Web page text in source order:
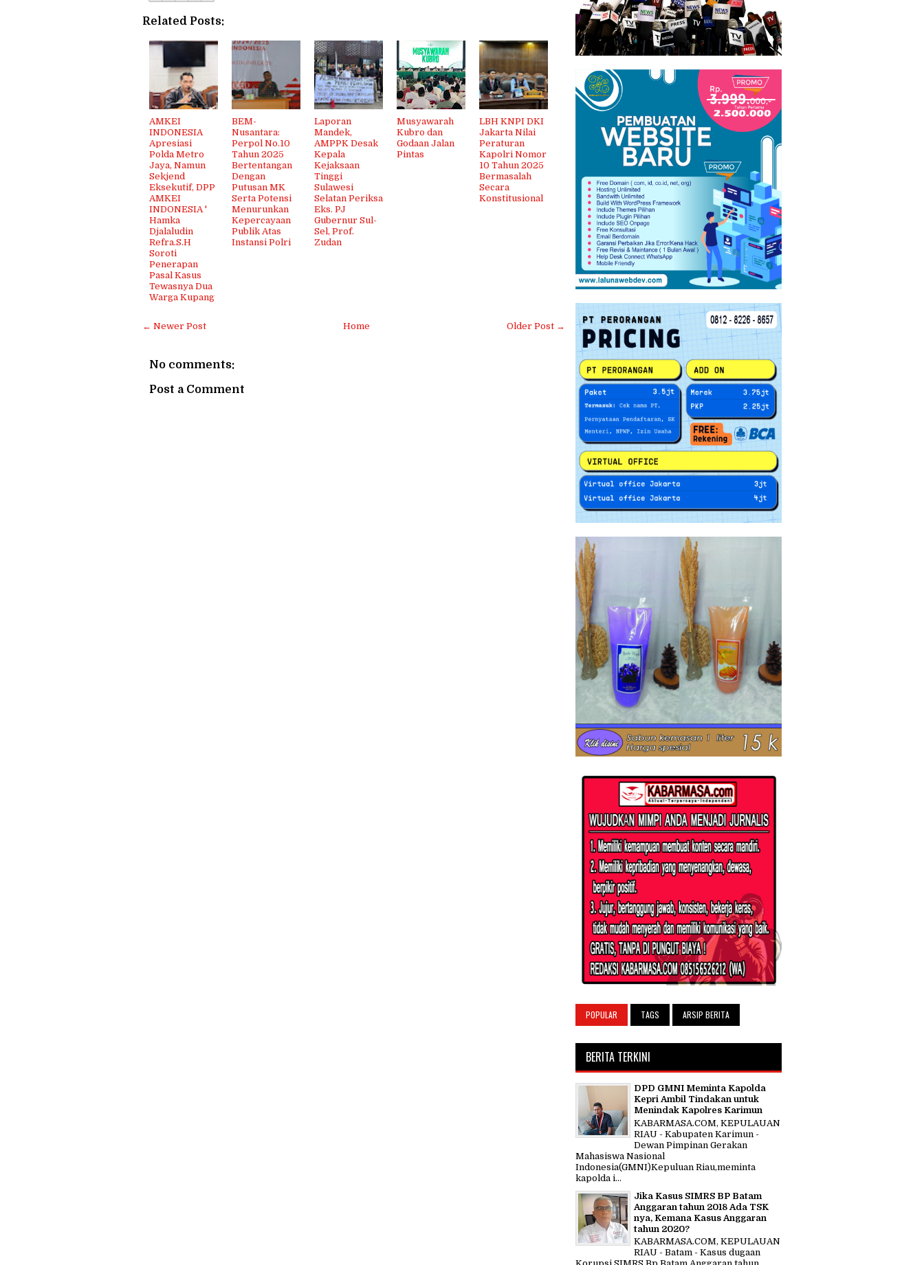
Related Posts:
AMKEI
INDONESIA
Apresiasi
Polda Metro
Jaya, Namun
Sekjend
Eksekutif, DPP
AMKEI
INDONESIA '
Hamka
Djalaludin
Refra.S.H
Soroti
Penerapan
Pasal Kasus
Tewasnya Dua
Warga Kupang
BEM-
Nusantara:
Perpol No.10
Tahun 2025
Bertentangan
Dengan
Putusan MK
Serta Potensi
Menurunkan
Kepercayaan
Publik Atas
Instansi Polri
‎Laporan
Mandek,
AMPPK Desak
Kepala
Kejaksaan
Tinggi
Sulawesi
Selatan Periksa
Eks. PJ
Gubernur Sul-
Sel, Prof.
Zudan
Musyawarah
Kubro dan
Godaan Jalan
Pintas
LBH KNPI DKI
Jakarta Nilai
Peraturan
Kapolri Nomor
10 Tahun 2025
Bermasalah
Secara
Konstitusional
← Newer Post Older Post →
Home
No comments:
Post a Comment
POPULAR TAGS ARSIP BERITA
BERITA TERKINI
DPD GMNI Meminta Kapolda
Kepri Ambil Tindakan untuk
Menindak Kapolres Karimun
KABARMASA.COM, KEPULAUAN
RIAU - Kabupaten Karimun -
Dewan Pimpinan Gerakan
Mahasiswa Nasional
Indonesia(GMNI)Kepuluan Riau,meminta
kapolda i...
Jika Kasus SIMRS BP Batam
Anggaran tahun 2018 Ada TSK
nya, Kemana Kasus Anggaran
tahun 2020?
KABARMASA.COM, KEPULAUAN
RIAU - Batam - Kasus dugaan